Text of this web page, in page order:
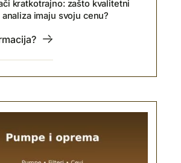
kratkotrajno: zašto kvalitetni
imaju svoju cenu?